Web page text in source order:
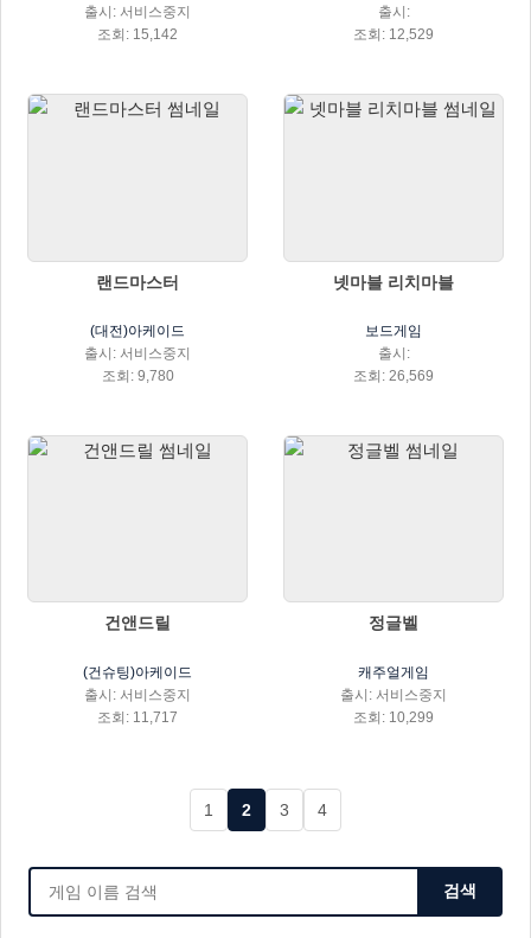
출시: 서비스중지
조회: 15,142
출시:
조회: 12,529
랜드마스터
(대전)아케이드
출시: 서비스중지
조회: 9,780
넷마블 리치마블
보드게임
출시:
조회: 26,569
건앤드릴
(건슈팅)아케이드
출시: 서비스중지
조회: 11,717
정글벨
캐주얼게임
출시: 서비스중지
조회: 10,299
1 2 3 4
검색